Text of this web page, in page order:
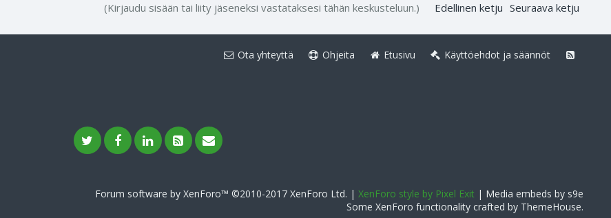
Edellinen ketju Seuraava ketju
(Kirjaudu sisään tai liity jäseneksi vastataksesi tähän keskusteluun.)
Ota yhteyttä Ohjeita Etusivu Käyttöehdot ja säännöt
Forum software by XenForo™ ©2010-2017 XenForo Ltd. | XenForo style by Pixel Exit | Media embeds by s9e
Some XenForo functionality crafted by ThemeHouse.